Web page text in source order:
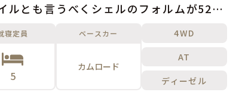
ルとも言うべくシェルのフォルムが52シ
寝定員
5
ベースカー
カムロード
4WD
AT
ディーゼル